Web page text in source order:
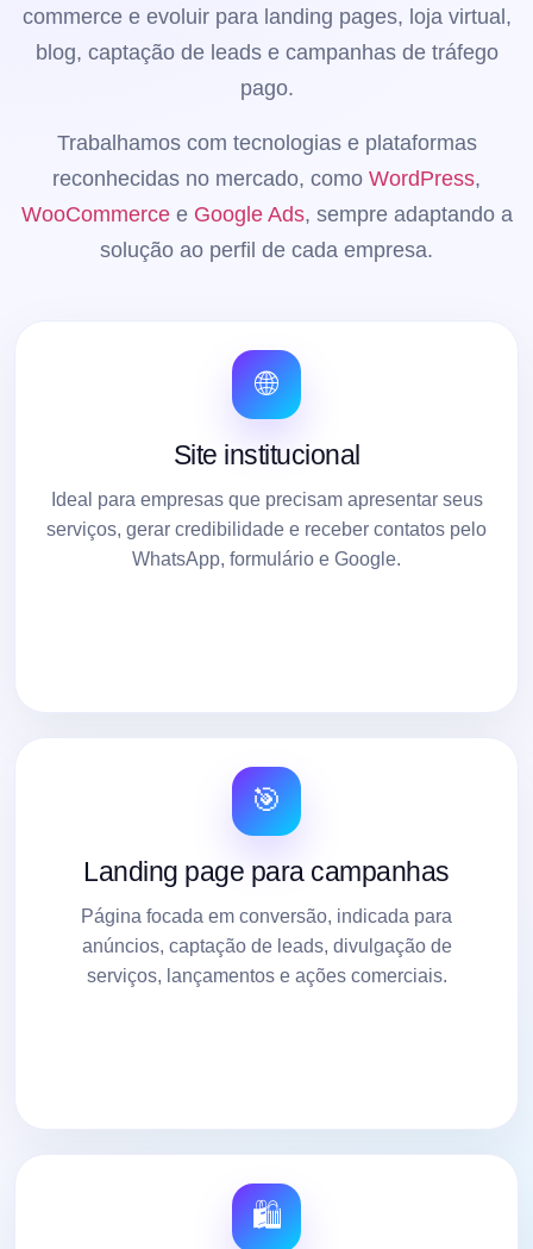
commerce e evoluir para landing pages, loja virtual,
blog, captação de leads e campanhas de tráfego
pago.
Trabalhamos com tecnologias e plataformas
reconhecidas no mercado, como WordPress,
WooCommercee Google Ads, sempre adaptando a
solução ao perfil de cada empresa.
🌐
Site institucional
Ideal para empresas que precisam apresentar seus
serviços, gerar credibilidade e receber contatos pelo
WhatsApp, formulário e Google.
🎯
Landing page para campanhas
Página focada em conversão, indicada para
anúncios, captação de leads, divulgação de
serviços, lançamentos e ações comerciais.
🛍️